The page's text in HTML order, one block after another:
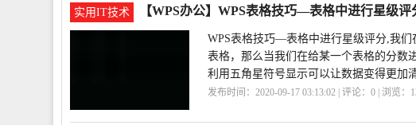
实用IT技术 【WPS办公】WPS表格技巧—表格中进行星级评
WPS表格技巧—表格中进行星级评分,我
表格，那么当我们在给某一个表格的分数
利用五角星符号显示可以让数据变得更加
发布时间：2020-09-17 03:13:02 | 评论：0 | 浏览：